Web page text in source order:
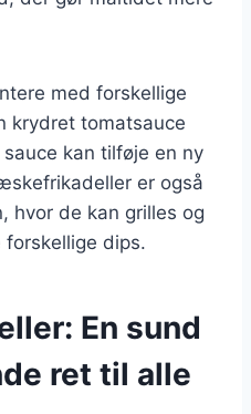
med forskellige
krydret tomatsauce
kan tilføje en ny
er også
hvor de kan grilles og
dips.
En sund
ret til alle